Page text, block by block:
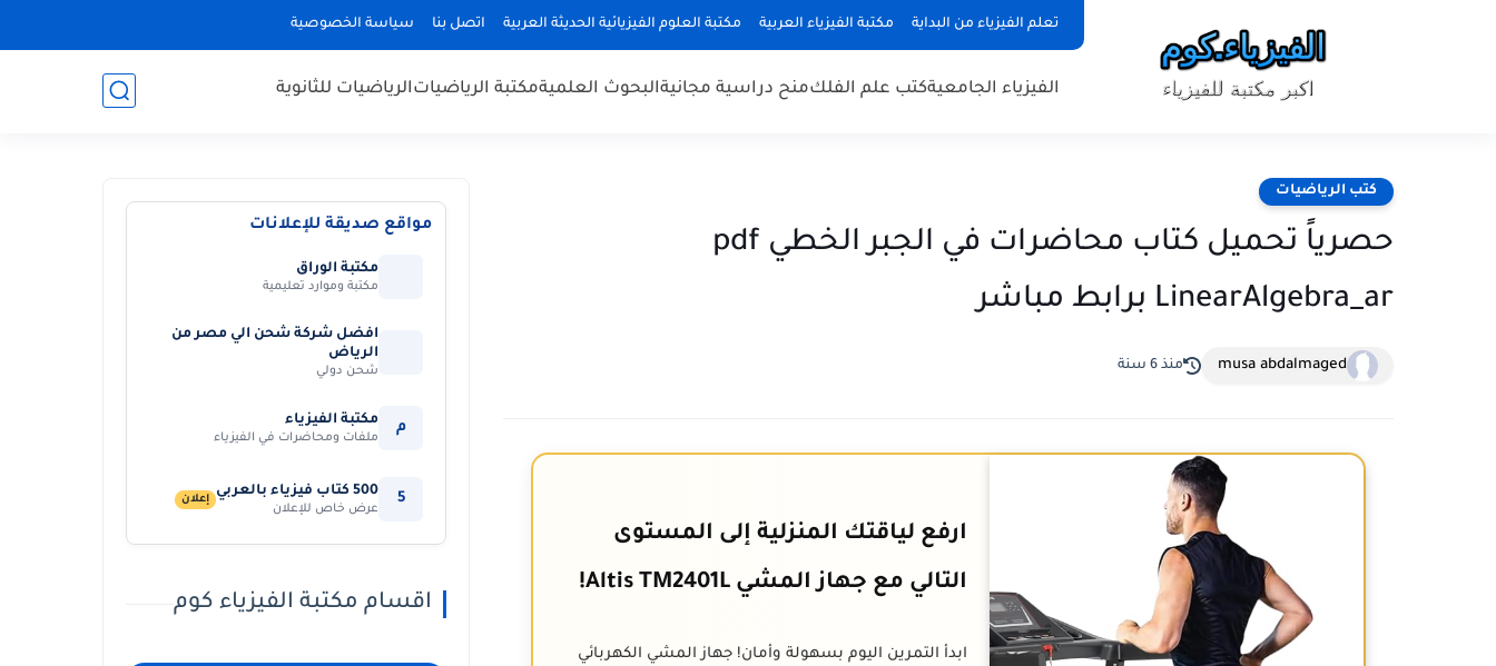
تعلم الفيزياء من البداية مكتبة الفيزياء العربية مكتبة العلوم الفيزيائية الحديثة العربية اتصل بنا سياسة الخصوصية
الفيزياء الجامعيةكتب علم الفلكمنح دراسية مجانيةالبحوث العلميةمكتبة الرياضياتالرياضيات للثانوية
كتب الرياضيات
حصرياً تحميل كتاب محاضرات في الجبر الخطي pdf
LinearAlgebra_ar برابط مباشر
musa abdalmaged منذ 6 سنة
ارفع لياقتك المنزلية إلى المستوى
التالي مع جهاز المشي Altis TM2401L!
ابدأ التمرين اليوم بسهولة وأمان! جهاز المشي الكهربائي
مواقع صديقة للإعلانات
مكتبة الوراق
مكتبة وموارد تعليمية
افضل شركة شحن الي مصر من
الرياض
شحن دولي
م مكتبة الفيزياء
ملفات ومحاضرات في الفيزياء
5 500 كتاب فيزياء بالعربي
عرض خاص للإعلان
إعلان
اقسام مكتبة الفيزياء كوم